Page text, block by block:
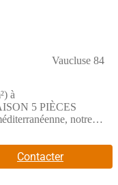
Vaucluse 84
à
5 PIÈCES
notre
et de 441 m² de
Son intérieur
salle de bains.Cette
Contacter